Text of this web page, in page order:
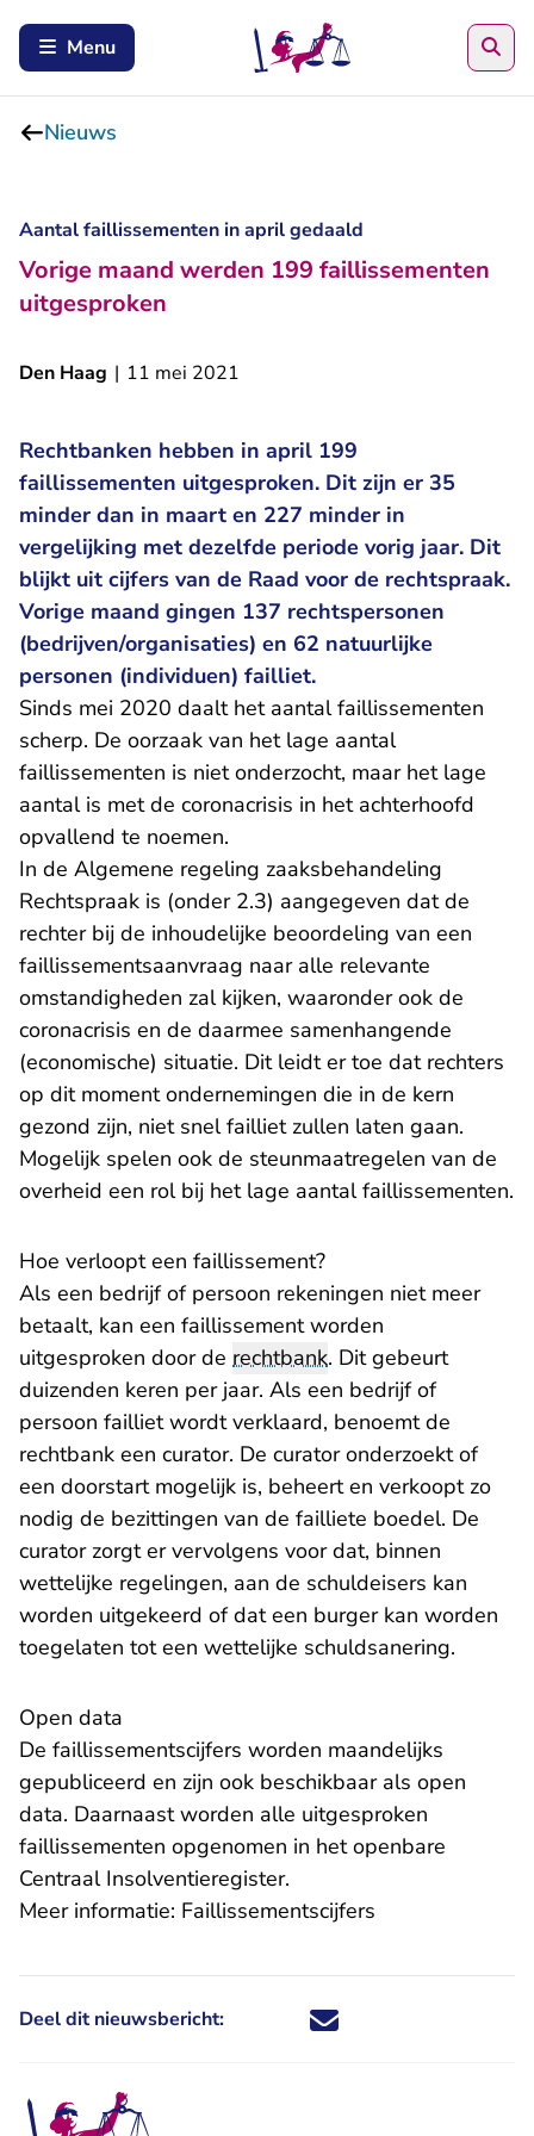
Menu
Nieuws
Aantal faillissementen in april gedaald
Vorige maand werden 199 faillissementen
uitgesproken
Den Haag | 11 mei 2021
Rechtbanken hebben in april 199
faillissementen uitgesproken. Dit zijn er 35
minder dan in maart en 227 minder in
vergelijking met dezelfde periode vorig jaar. Dit
blijkt uit cijfers van de Raad voor de rechtspraak.
Vorige maand gingen 137 rechtspersonen
(bedrijven/organisaties) en 62 natuurlijke
personen (individuen) failliet.
Sinds mei 2020 daalt het aantal faillissementen
scherp. De oorzaak van het lage aantal
faillissementen is niet onderzocht, maar het lage
aantal is met de coronacrisis in het achterhoofd
opvallend te noemen.
In de Algemene regeling zaaksbehandeling
Rechtspraak is (onder 2.3) aangegeven dat de
rechter bij de inhoudelijke beoordeling van een
faillissementsaanvraag naar alle relevante
omstandigheden zal kijken, waaronder ook de
coronacrisis en de daarmee samenhangende
(economische) situatie. Dit leidt er toe dat rechters
op dit moment ondernemingen die in de kern
gezond zijn, niet snel failliet zullen laten gaan.
Mogelijk spelen ook de steunmaatregelen van de
overheid een rol bij het lage aantal faillissementen.
Hoe verloopt een faillissement?
Als een bedrijf of persoon rekeningen niet meer
betaalt, kan een faillissement worden
uitgesproken door de rechtbank. Dit gebeurt
duizenden keren per jaar. Als een bedrijf of
persoon failliet wordt verklaard, benoemt de
rechtbank een curator. De curator onderzoekt of
een doorstart mogelijk is, beheert en verkoopt zo
nodig de bezittingen van de failliete boedel. De
curator zorgt er vervolgens voor dat, binnen
wettelijke regelingen, aan de schuldeisers kan
worden uitgekeerd of dat een burger kan worden
toegelaten tot een wettelijke schuldsanering.
Open data
De faillissementscijfers worden maandelijks
gepubliceerd en zijn ook beschikbaar als open
data. Daarnaast worden alle uitgesproken
faillissementen opgenomen in het openbare
Centraal Insolventieregister- U verlaat
.
Meer informatie: Faillissementscijfers
Deel dit nieuwsbericht: Deel dit nieuwsbericht via X -
Deel dit nieuwsbericht via
Deel dit nieuwsbericht
Deel dit